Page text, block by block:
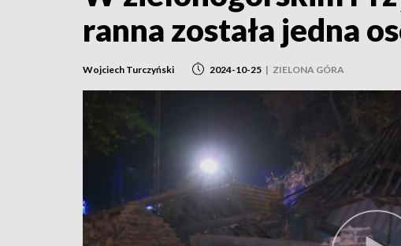
ranna została jedna
Wojciech Turczyński 2024-10-25 | ZIELONA GÓRA